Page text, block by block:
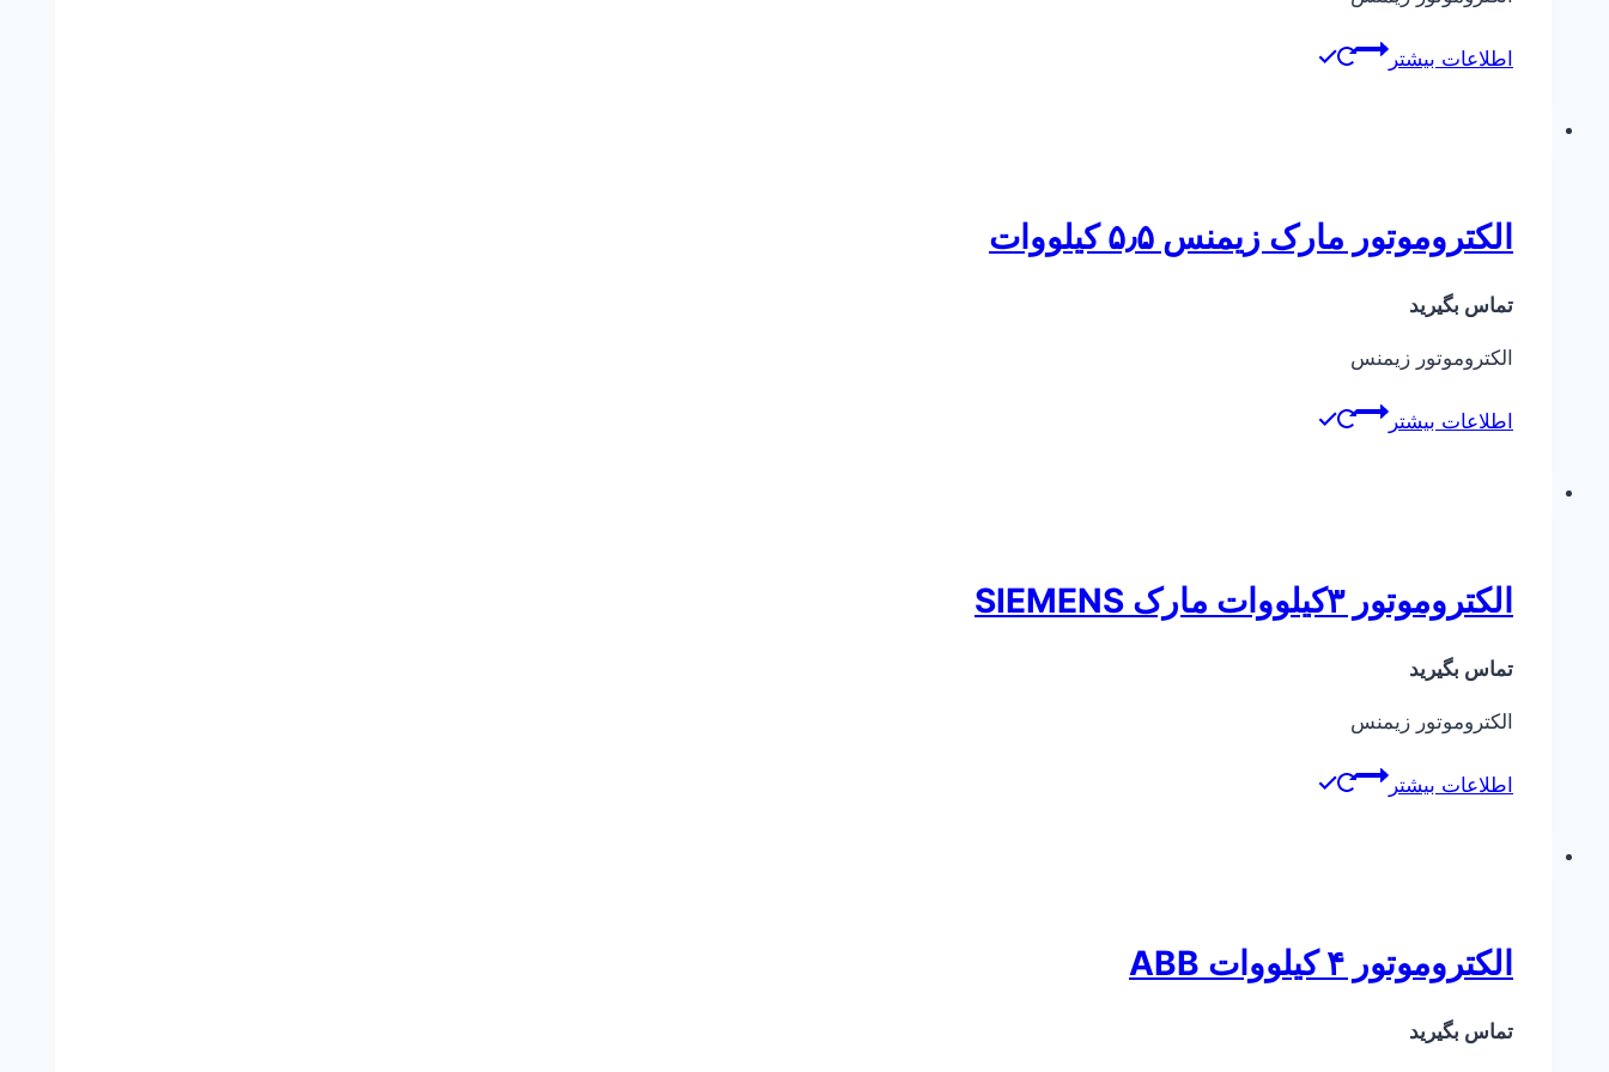
اطلاعات بیشتر
الکتروموتور مارک زیمنس ۵٫۵ کیلووات
تماس بگیرید
الکتروموتور زیمنس
اطلاعات بیشتر
الکتروموتور ۳کیلووات مارک SIEMENS
تماس بگیرید
الکتروموتور زیمنس
اطلاعات بیشتر
الکتروموتور ۴ کیلووات ABB
تماس بگیرید